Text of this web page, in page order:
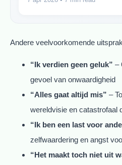
Andere veelvoorkomende
“Ik verdien geen geluk” –
gevoel van onwaardigheid
“Alles gaat altijd mis” –
wereldvisie en catastrofaal
“Ik ben een last voor
zelfwaardering en angst
“Het maakt toch niet uit